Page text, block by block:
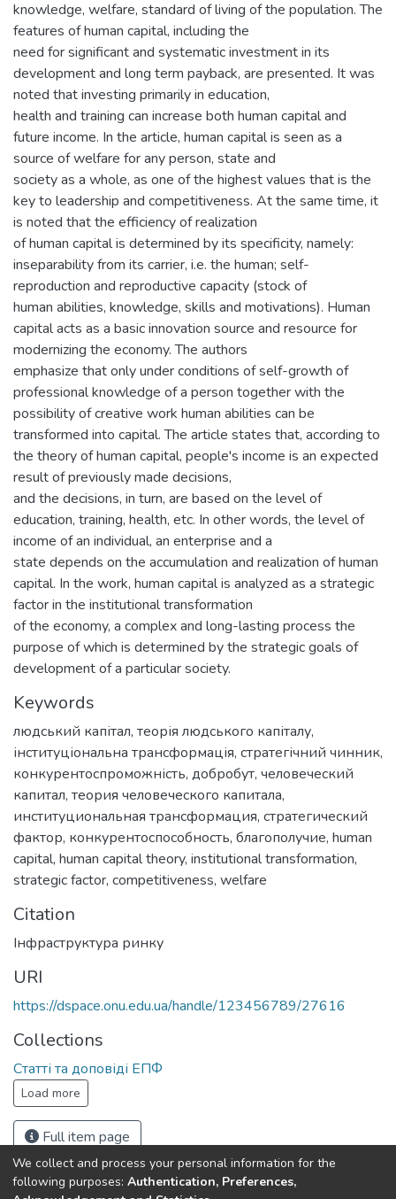
knowledge, welfare, standard of living of the population. The
features of human capital, including the
need for significant and systematic investment in its
development and long term payback, are presented. It was
noted that investing primarily in education,
health and training can increase both human capital and
future income. In the article, human capital is seen as a
source of welfare for any person, state and
society as a whole, as one of the highest values that is the
key to leadership and competitiveness. At the same time, it
is noted that the efficiency of realization
of human capital is determined by its specificity, namely:
inseparability from its carrier, i.e. the human; self-
reproduction and reproductive capacity (stock of
human abilities, knowledge, skills and motivations). Human
capital acts as a basic innovation source and resource for
modernizing the economy. The authors
emphasize that only under conditions of self-growth of
professional knowledge of a person together with the
possibility of creative work human abilities can be
transformed into capital. The article states that, according to
the theory of human capital, people's income is an expected
result of previously made decisions,
and the decisions, in turn, are based on the level of
education, training, health, etc. In other words, the level of
income of an individual, an enterprise and a
state depends on the accumulation and realization of human
capital. In the work, human capital is analyzed as a strategic
factor in the institutional transformation
of the economy, a complex and long-lasting process the
purpose of which is determined by the strategic goals of
development of a particular society.
Keywords
людський капітал, теорія людського капіталу,
інституціональна трансформація, стратегічний чинник,
конкурентоспроможність, добробут, человеческий
капитал, теория человеческого капитала,
институциональная трансформация, стратегический
фактор, конкурентоспособность, благополучие, human
capital, human capital theory, institutional transformation,
strategic factor, competitiveness, welfare
Citation
Інфраструктура ринку
URI
https://dspace.onu.edu.ua/handle/123456789/27616
Collections
Статті та доповіді ЕПФ
Load more
Full item page
We collect and process your personal information for the
following purposes: Authentication, Preferences,